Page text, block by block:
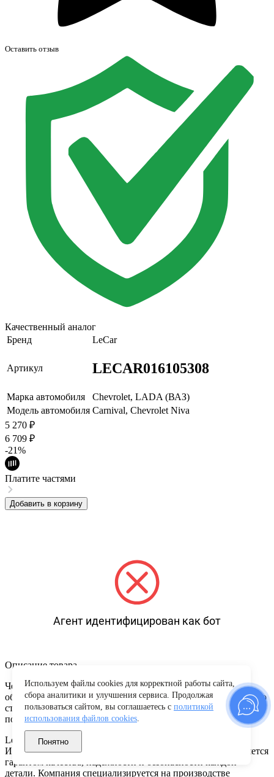
Оставить отзыв
Качественный аналог
Бренд
LeCar
Артикул LECAR016105308
Марка автомобиля
Chevrolet, LADA (ВАЗ)
Модель автомобиля Carnival, Chevrolet Niva
5 270 ₽
6 709 ₽
-21%
Платите частями
Добавить в корзину
Агент идентифицирован как бот
Описание товара
Чехлы сидений (текстильные) предназначены для защиты
обивки сидений от загрязнений и придания индивидуального
стиля салону автовладельца. Изготовлены из тканей и
поролона высокой плотности.
LeCar — это официальный российский бренд АО «Лада-
Имидж» (дочернего предприятия АвтоВАЗ), который является
гарантом качества, надежности и безопасности каждой
детали. Компания специализируется на производстве
Используем файлы cookies для корректной работы сайта,
сбора аналитики и улучшения сервиса. Продолжая
пользоваться сайтом, вы соглашаетесь с политикой
использования файлов cookies.
Понятно